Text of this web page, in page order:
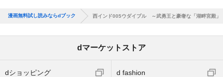
漫画無料試し読みならdブック 西インド005ウダイプル ～武勇王と豪奢な「湖畔宮殿」
dマーケットストア
dショッピング d fashion